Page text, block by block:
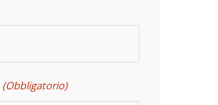
(Obbligatorio)